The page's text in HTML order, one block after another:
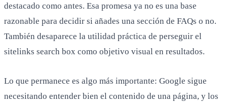
destacado como antes. Esa promesa ya no es una base
razonable para decidir si añades una sección de FAQs o no.
También desaparece la utilidad práctica de perseguir el
sitelinks search box como objetivo visual en resultados.
Lo que permanece es algo más importante: Google sigue
necesitando entender bien el contenido de una página, y los